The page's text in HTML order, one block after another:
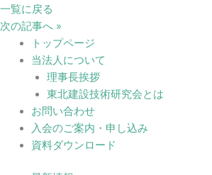
一覧に戻る
次の記事へ »
トップページ
当法人について
理事長挨拶
東北建設技術研究会とは
お問い合わせ
入会のご案内・申し込み
資料ダウンロード